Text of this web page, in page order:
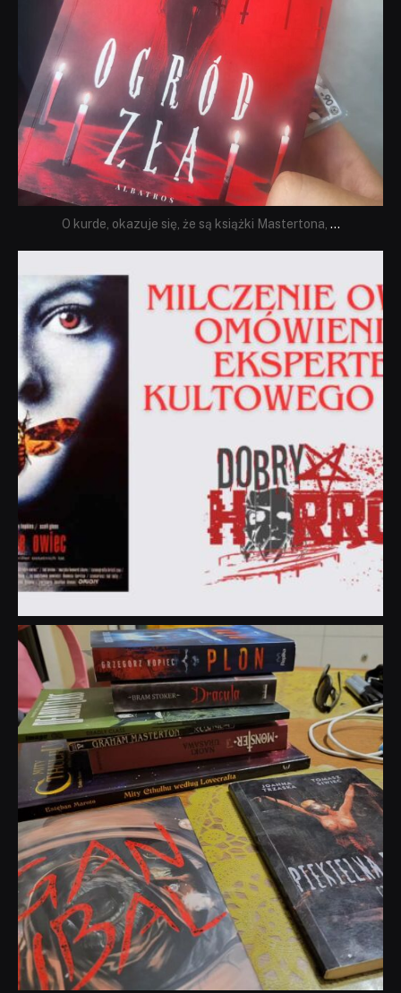
O kurde, okazuje się, że są książki Mastertona, ...
dobryhorror
Lip 31